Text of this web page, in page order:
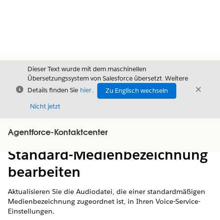
Schließen
Dieser Text wurde mit dem maschinellen
Übersetzungssystem von Salesforce übersetzt. Weitere
Details finden Sie hier.
Zu Englisch wechseln
Nicht jetzt
Agentforce-Kontaktcenter
Inhalt anzeigen
Inhalt
Standard-Medienbezeichnung
bearbeiten
Aktualisieren Sie die Audiodatei, die einer standardmäßigen
Medienbezeichnung zugeordnet ist, in Ihren Voice-Service-
Einstellungen.